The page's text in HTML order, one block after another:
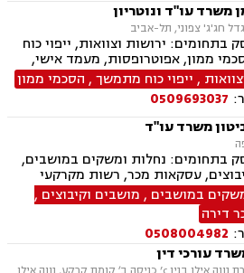
משרד עו"ד ונוטריון
בתחומים: ירושות וצוואות, ייפוי כוח
ממון, אפוטרופסות, מעמד אישי,
אבהות, חלוקת רכוש, דיני עליה, דיני
מכר דירה מקבלן או יד שניה,
נוטריון עברית צרפתית אנגלית.
, ייפוי כוח מתמשך, הסכמי ממון
0509693037
משרד עו"ד
בתחומים: נחלות ומשקים במושבים,
עסקאות מכר, רשות מקרקעי
מקרקעין, הסדרת נחלות, עסקאות
לא חקלאית), ייפוי כוח מתמשך,
במושבים , מושבים וקיבוצים ,
דירה
0508004982
עורכי דין